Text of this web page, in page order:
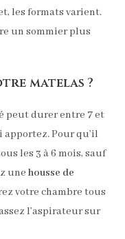
les formats varient.
un sommier plus
matelas ?
peut durer entre 7 et
apportez. Pour qu’il
les 3 à 6 mois, sauf
unehousse de
votre chambre tous
l’aspirateur sur